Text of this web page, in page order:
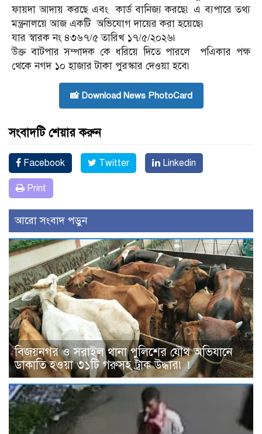
ফায়দা আদায় করছে এবং কার্ড বানিজ্য করছে৷ এ ব্যপারে তথ্য
মন্ত্রনালয়ে আজ একটি অভিযোগ দায়ের করা হয়েছে৷
যার স্বারক নং ৪৩৬৭/৫ তারিখ ১৭/৫/২০২৬৷
উক্ত বাটপার সম্পাদক কে ধরিয়ে দিতে পারলে পএিকার পক্ষ
থেকে নগদ ১০ হাজার টাকা পুরস্কার দেওয়া হবে৷
📸 Download News PhotoCard
সংবাদটি শেয়ার করুন
Facebook Twitter Linkedin
Print
আরো সংবাদ পড়ুন
বিজয়নগর ও সরাইল থানা পুলিশের যৌথ অভিযানে
ডাকাতি হওয়া ৩১টি গরুসহ ট্রাক উদ্ধার৷ ৷